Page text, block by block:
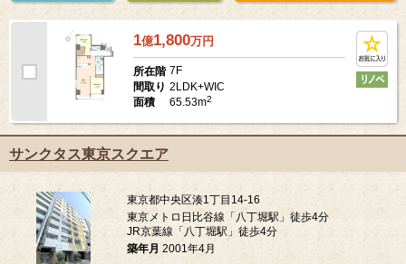
1億1,800万円
所在階 7F
間取り 2LDK+WIC
面積
65.53m2
サンクタス東京スクエア
東京都中央区湊1丁目14-16
東京メトロ日比谷線「八丁堀駅」徒歩4分
JR京葉線「八丁堀駅」徒歩4分
築年月 2001年4月